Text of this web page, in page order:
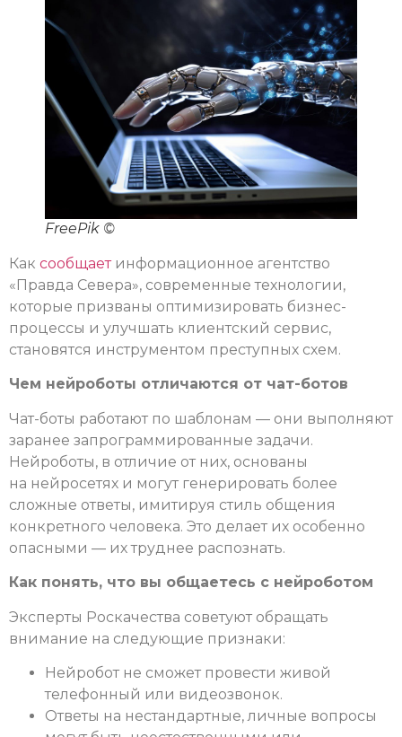
FreePik ©
Как сообщаетинформационное агентство
«Правда Севера», современные технологии,
которые призваны оптимизировать бизнес-
процессы и улучшать клиентский сервис,
становятся инструментом преступных схем.
Чем нейроботы отличаются от чат-ботов
Чат-боты работают по шаблонам — они выполняют
заранее запрограммированные задачи.
Нейроботы, в отличие от них, основаны
на нейросетях и могут генерировать более
сложные ответы, имитируя стиль общения
конкретного человека. Это делает их особенно
опасными — их труднее распознать.
Как понять, что вы общаетесь с нейроботом
Эксперты Роскачества советуют обращать
внимание на следующие признаки:
Нейробот не сможет провести живой
телефонный или видеозвонок.
Ответы на нестандартные, личные вопросы